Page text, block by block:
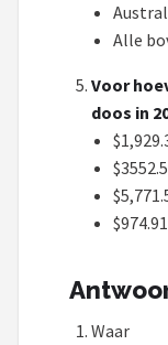
Alle merken →
Alle
Voor
doos in
$974.91
Waar